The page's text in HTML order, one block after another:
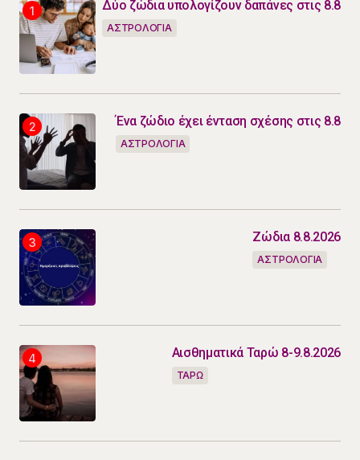
Δύο ζώδια υπολογίζουν δαπάνες στις 8.8
ΑΣΤΡΟΛΟΓΙΑ
Ένα ζώδιο έχει ένταση σχέσης στις 8.8
ΑΣΤΡΟΛΟΓΙΑ
Ζώδια 8.8.2026
ΑΣΤΡΟΛΟΓΙΑ
Αισθηματικά Ταρώ 8-9.8.2026
ΤΑΡΩ